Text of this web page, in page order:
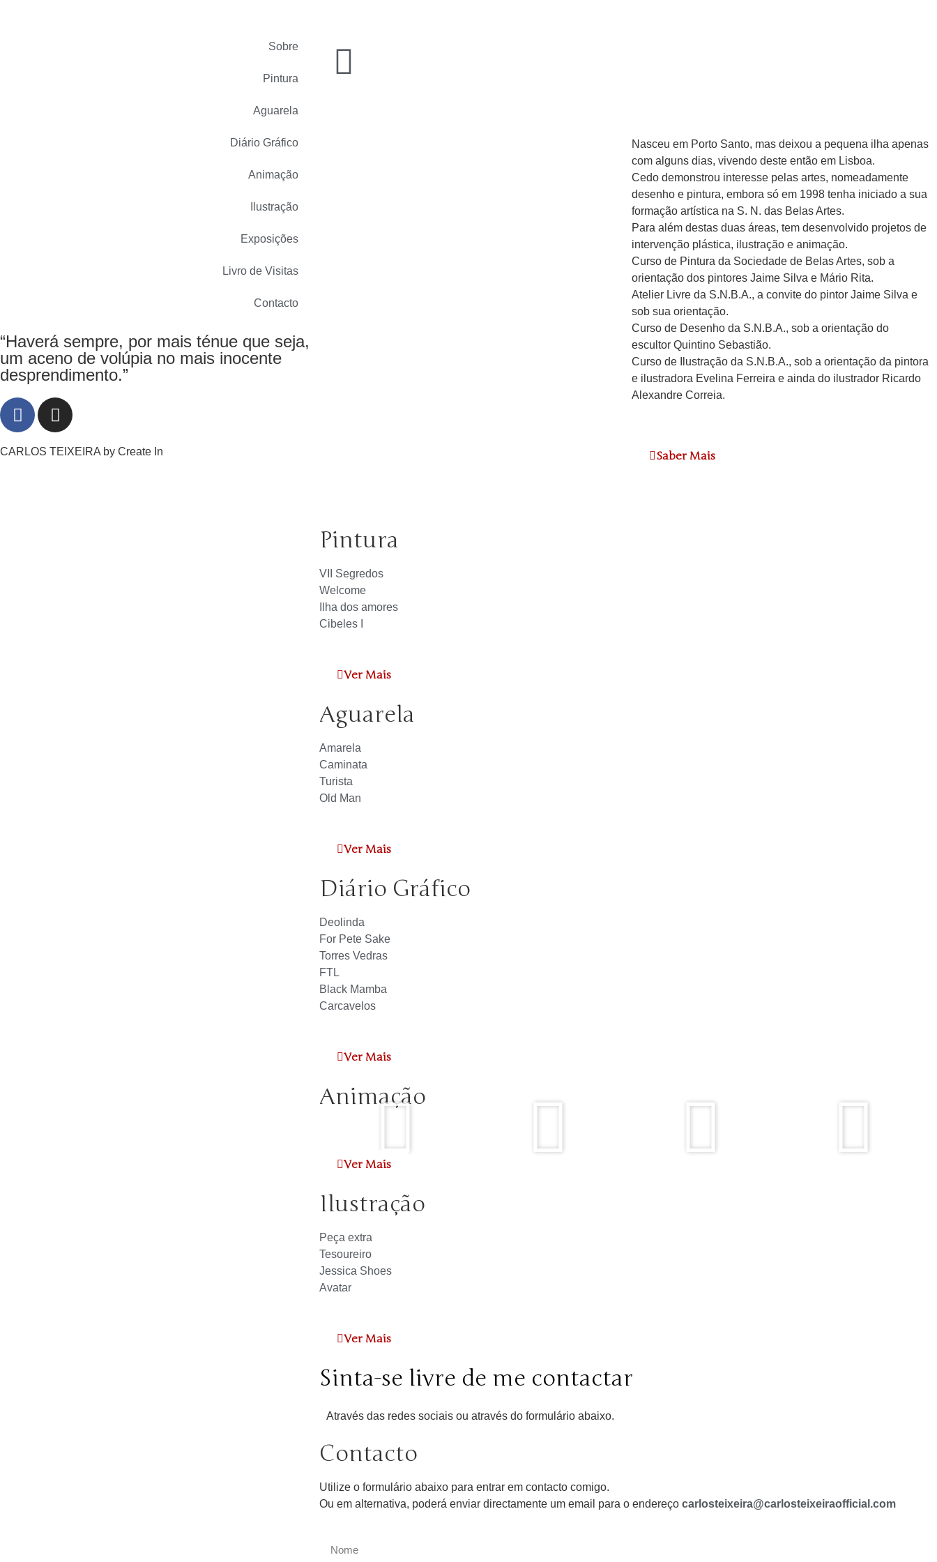
Sobre
Pintura
Aguarela
Diário Gráfico
Animação
Ilustração
Exposições
Livro de Visitas
Contacto
“Haverá sempre, por mais ténue que seja,
um aceno de volúpia no mais inocente
desprendimento.”
CARLOS TEIXEIRA by Create In
Nasceu em Porto Santo, mas deixou a pequena ilha apenas
com alguns dias, vivendo deste então em Lisboa.
Cedo demonstrou interesse pelas artes, nomeadamente
desenho e pintura, embora só em 1998 tenha iniciado a sua
formação artística na S. N. das Belas Artes.
Para além destas duas áreas, tem desenvolvido projetos de
intervenção plástica, ilustração e animação.
Curso de Pintura da Sociedade de Belas Artes, sob a
orientação dos pintores Jaime Silva e Mário Rita.
Atelier Livre da S.N.B.A., a convite do pintor Jaime Silva e
sob sua orientação.
Curso de Desenho da S.N.B.A., sob a orientação do
escultor Quintino Sebastião.
Curso de Ilustração da S.N.B.A., sob a orientação da pintora
e ilustradora Evelina Ferreira e ainda do ilustrador Ricardo
Alexandre Correia.
Saber Mais
Pintura
VII Segredos
Welcome
Ilha dos amores
Cibeles I
Ver Mais
Aguarela
Amarela
Caminata
Turista
Old Man
Ver Mais
Diário Gráfico
Deolinda
For Pete Sake
Torres Vedras
FTL
Black Mamba
Carcavelos
Ver Mais
Animação
Ver Mais
Ilustração
Peça extra
Tesoureiro
Jessica Shoes
Avatar
Ver Mais
Sinta-se livre de me contactar
Através das redes sociais ou através do formulário abaixo.
Contacto
Utilize o formulário abaixo para entrar em contacto comigo.
Ou em alternativa, poderá enviar directamente um email para o endereço carlosteixeira@carlosteixeiraofficial.com